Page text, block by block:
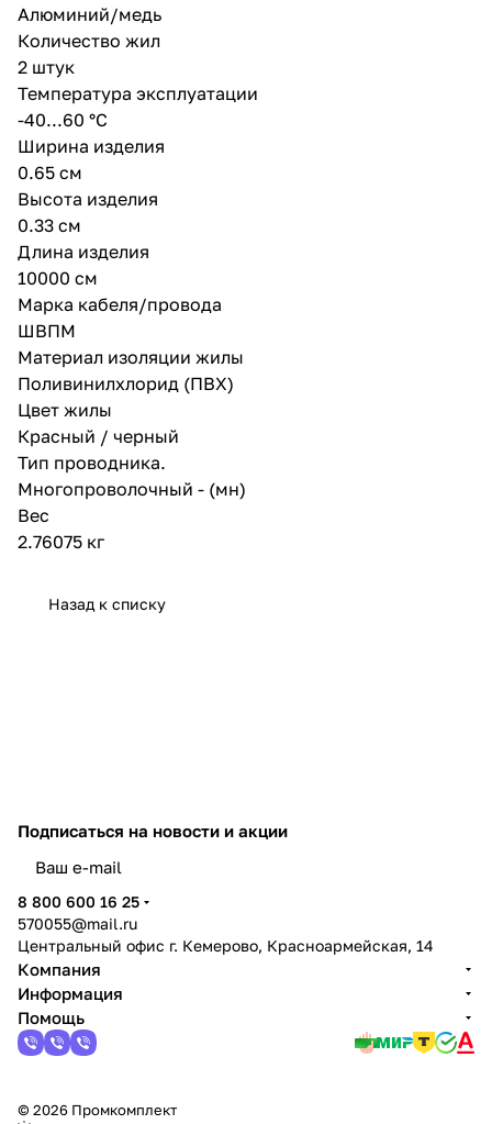
Алюминий/медь
Количество жил
2 штук
Температура эксплуатации
-40...60 °C
Ширина изделия
0.65 см
Высота изделия
0.33 см
Длина изделия
10000 см
Марка кабеля/провода
ШВПМ
Материал изоляции жилы
Поливинилхлорид (ПВХ)
Цвет жилы
Красный / черный
Тип проводника.
Многопроволочный - (мн)
Вес
2.76075 кг
Назад к списку
Подписаться на новости и акции
8 800 600 16 25
570055@mail.ru
Центральный офис г. Кемерово, Красноармейская, 14
Компания
Информация
Помощь
© 2026 Промкомплект